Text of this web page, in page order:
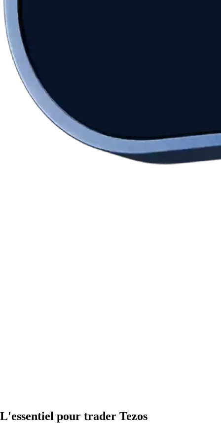
L'essentiel pour trader Tezos